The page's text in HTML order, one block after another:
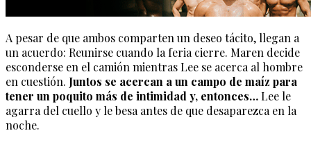
A pesar de que ambos comparten un deseo tácito, llegan a
un acuerdo: Reunirse cuando la feria cierre. Maren decide
esconderse en el camión mientras Lee se acerca al hombre
en cuestión. Juntos se acercan a un campo de maíz para
tener un poquito más de intimidad y, entonces…Lee le
agarra del cuello y le besa antes de que desaparezca en la
noche.